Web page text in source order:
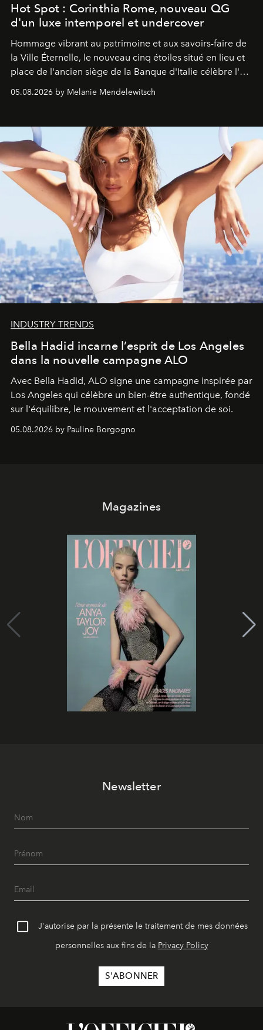
Hot Spot : Corinthia Rome, nouveau QG
d'un luxe intemporel et undercover
Hommage vibrant au patrimoine et aux savoirs-faire de
la Ville Éternelle, le nouveau cinq étoiles situé en lieu et
place de l'ancien siège de la Banque d'Italie célèbre l'art
05.08.2026 by Melanie Mendelewitsch
INDUSTRY TRENDS
Bella Hadid incarne l’esprit de Los Angeles
dans la nouvelle campagne ALO
Avec Bella Hadid, ALO signe une campagne inspirée par
Los Angeles qui célèbre un bien-être authentique, fondé
sur l'équilibre, le mouvement et l'acceptation de soi.
05.08.2026 by Pauline Borgogno
Magazines
Newsletter
J'autorise par la présente le traitement de mes données
personnelles aux fins de la Privacy Policy